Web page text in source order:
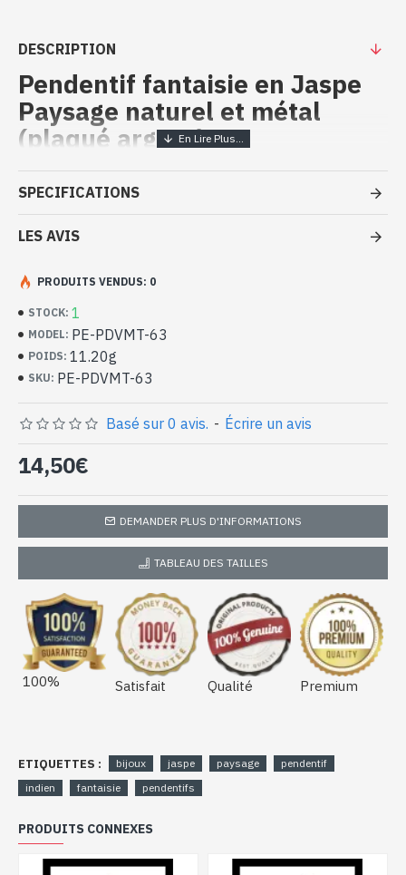
DESCRIPTION
Pendentif fantaisie en Jaspe
Paysage naturel et métal
(plaqué argent)
Bijoux indiens fantaisie artisanaux
– Pendentif en Jaspe Paysage et
métal
- Pendentif fantaisie en pierres et métal (plaqué argent)
- Fait à la main à Jaipur ( INDE )
- Taille du pendentif (attache comprise) : 47mm x 19mm approx
- Taille de la pierre : 32mm x 19mm approx
- Vendu avec un cordon
-Livré avec un petit sac artisanal
Pendentif indien fantaisie en Jaspe
Paysage naturel et métal (PE-PDVMT-
63)
SPECIFICATIONS
LES AVIS
STOCK: 1
MODEL: PE-PDVMT-63
POIDS: 11.20g
SKU: PE-PDVMT-63
PRODUITS VENDUS: 0
Basé sur 0 avis. - Écrire un avis
14,50€
DEMANDER PLUS D'INFORMATIONS
TABLEAU DES TAILLES
100% Satisfait Qualité Premium
ETIQUETTES : bijoux jaspe paysage
pendentif
indien
fantaisie pendentifs
PRODUITS CONNEXES